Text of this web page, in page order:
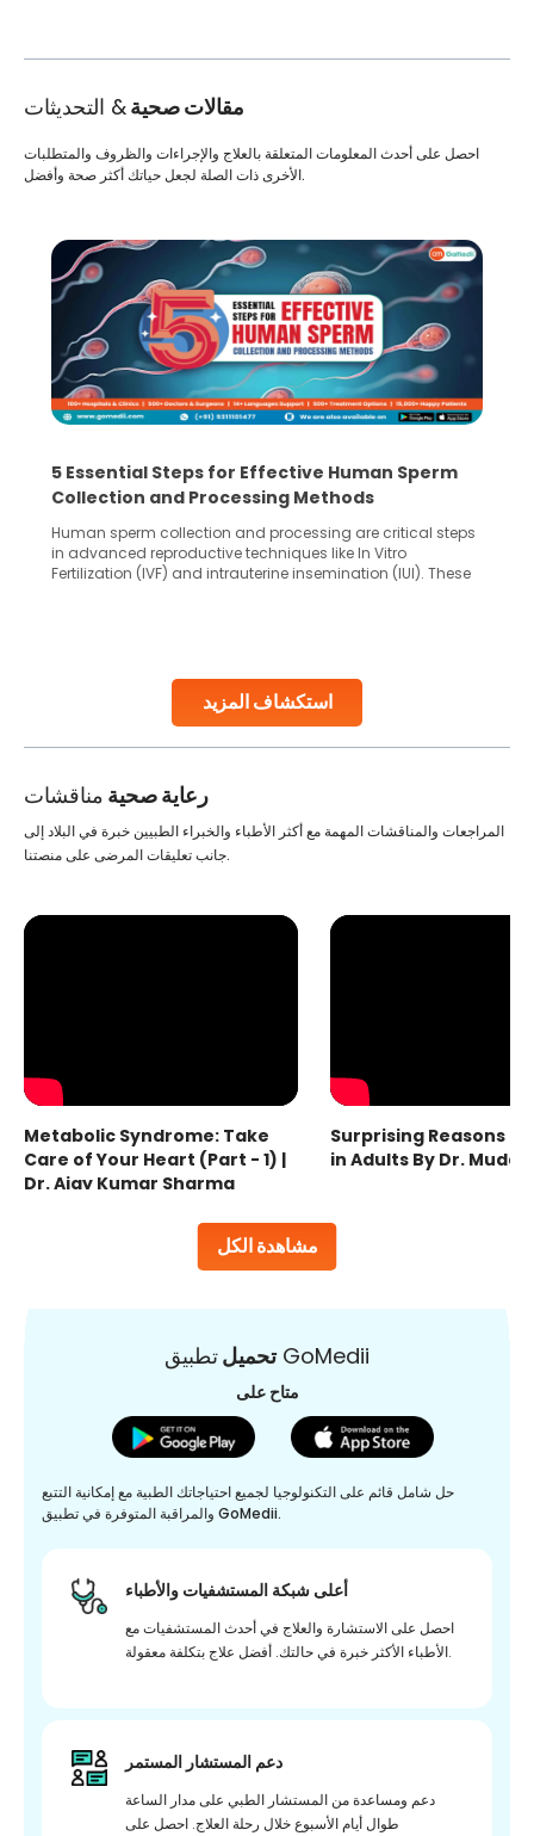
مقالات صحية& التحديثات
استكشاف المزيد
احصل على أحدث المعلومات المتعلقة بالعلاج والإجراءات والظروف والمتطلبات
الأخرى ذات الصلة لجعل حياتك أكثر صحة وأفضل.
5 Essential Steps for Effective Human Sperm
Collection and Processing Methods
Human sperm collection and processing are critical steps
in advanced reproductive techniques like In Vitro
Fertilization (IVF) and intrauterine insemination (IUI). These
collected, they process the
رعاية صحية مناقشات
مشاهدة الكل
المراجعات والمناقشات المهمة مع أكثر الأطباء والخبراء الطبيين خبرة في البلاد إلى
جانب تعليقات المرضى على منصتنا.
Metabolic Syndrome: Take
Care of Your Heart (Part - 1) |
Dr. Ajay Kumar Sharma
Surprising Reasons
in Adults By Dr.
تحميلتطبيق GoMedii
متاح على
حل شامل قائم على التكنولوجيا لجميع احتياجاتك الطبية مع إمكانية التتبع
والمراقبة المتوفرة في تطبيق GoMedii.
أعلى شبكة المستشفيات والأطباء
احصل على الاستشارة والعلاج في أحدث المستشفيات مع
الأطباء الأكثر خبرة في حالتك. أفضل علاج بتكلفة معقولة.
دعم المستشار المستمر
دعم ومساعدة من المستشار الطبي على مدار الساعة
طوال أيام الأسبوع خلال رحلة العلاج. احصل على